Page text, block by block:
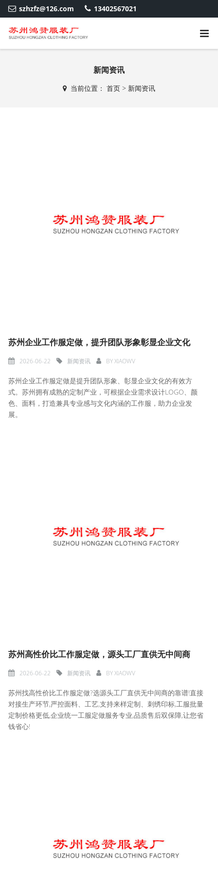
szhzfz@126.com 13402567021
新闻资讯
当前位置： 首页> 新闻资讯
苏州企业工作服定做，提升团队形象彰显企业文化
2026-06-22 新闻资讯 BYXIAOWV
苏州企业工作服定做是提升团队形象、彰显企业文化的有效方
式。苏州拥有成熟的定制产业，可根据企业需求设计LOGO、颜
色、面料，打造兼具专业感与文化内涵的工作服，助力企业发
展。
苏州高性价比工作服定做，源头工厂直供无中间商
2026-06-22 新闻资讯 BYXIAOWV
苏州找高性价比工作服定做?选源头工厂直供无中间商的靠谱!直接
对接生产环节,严控面料、工艺,支持来样定制、刺绣印标,工服批量
定制价格更低,企业统一工服定做服务专业,品质售后双保障,让您省
钱省心!